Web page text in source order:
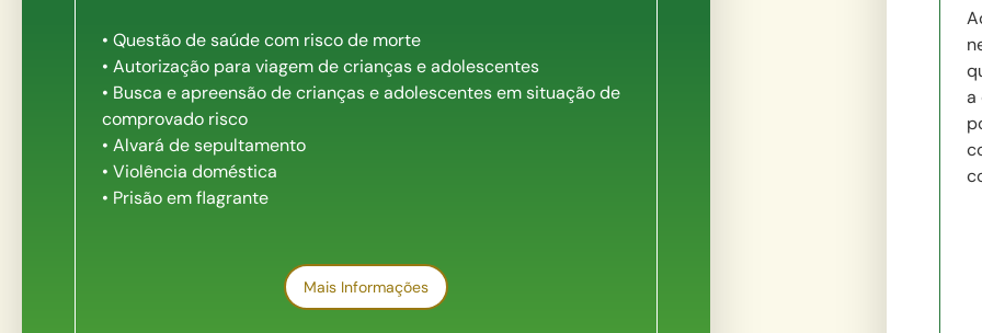
• Questão de saúde com risco de morte
• Autorização para viagem de crianças e adolescentes
• Busca e apreensão de crianças e adolescentes em situação de
comprovado risco
• Alvará de sepultamento
• Violência doméstica
• Prisão em flagrante
Mais Informações
a